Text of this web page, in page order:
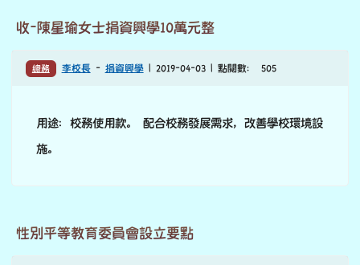
收-陳星瑜女士捐資興學10萬元整
總務 李校長- 捐資興學| 2019-04-03 | 點閱數： 505
用途：校務使用款。 配合校務發展需求，改善學校環境設
施。
性別平等教育委員會設立要點